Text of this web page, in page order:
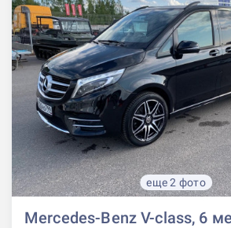
еще 2 фото
Mercedes-Benz V-class, 6